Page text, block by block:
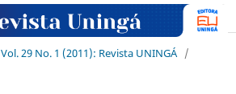
Vol. 29 No. 1 (2011): Revista UNINGÁ /